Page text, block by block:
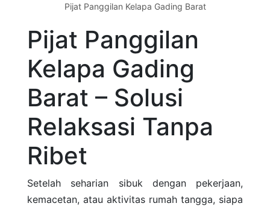
Pijat Panggilan Kelapa Gading Barat
Pijat Panggilan
Kelapa Gading
Barat – Solusi
Relaksasi Tanpa
Ribet
Setelah seharian sibuk dengan pekerjaan,
kemacetan, atau aktivitas rumah tangga, siapa